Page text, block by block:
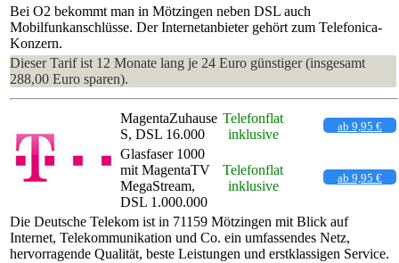
Bei O2 bekommt man in Mötzingen neben DSL auch
Mobilfunkanschlüsse. Der Internetanbieter gehört zum Telefonica-
Konzern.
Dieser Tarif ist 12 Monate lang je 24 Euro günstiger (insgesamt
288,00 Euro sparen).
MagentaZuhause
S, DSL 16.000
Telefonflat
inklusive
ab 9,95 €
Glasfaser 1000
mit MagentaTV
MegaStream,
DSL 1.000.000
Telefonflat
inklusive
ab 9,95 €
Die Deutsche Telekom ist in 71159 Mötzingen mit Blick auf
Internet, Telekommunikation und Co. ein umfassendes Netz,
hervorragende Qualität, beste Leistungen und erstklassigen Service.